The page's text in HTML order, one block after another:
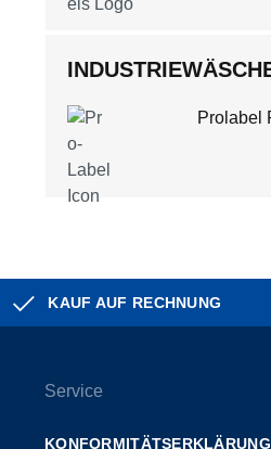
Prolabel
KAUF AUF RECHNUNG
Service